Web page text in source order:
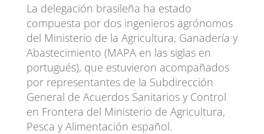
La delegación brasileña ha estado
compuesta por dos ingenieros agrónomos
del Ministerio de la Agricultura, Ganadería y
Abastecimiento (MAPA en las siglas en
portugués), que estuvieron acompañados
por representantes de la Subdirección
General de Acuerdos Sanitarios y Control
en Frontera del Ministerio de Agricultura,
Pesca y Alimentación español.